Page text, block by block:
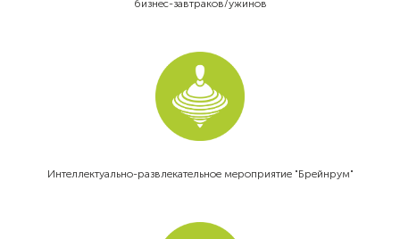
бизнес-завтраков/ужинов
Интеллектуально-развлекательное мероприятие "Брейнрум"